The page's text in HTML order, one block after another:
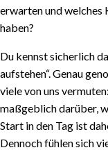
erwarten und welches
haben?
Du kennst sicherlich
aufstehen“. Genau
viele von uns
maßgeblich darüber,
Start in den Tag ist
Dennoch fühlen sich